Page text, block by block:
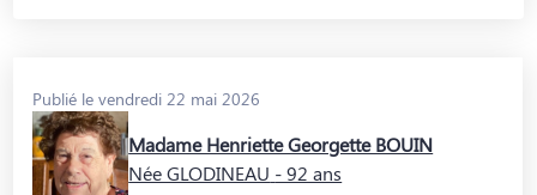
Publié le vendredi 22 mai 2026
Madame Henriette Georgette BOUIN
Née GLODINEAU - 92 ans